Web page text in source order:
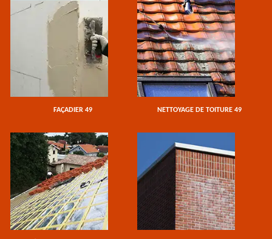
FAÇADIER 49 NETTOYAGE DE TOITURE 49